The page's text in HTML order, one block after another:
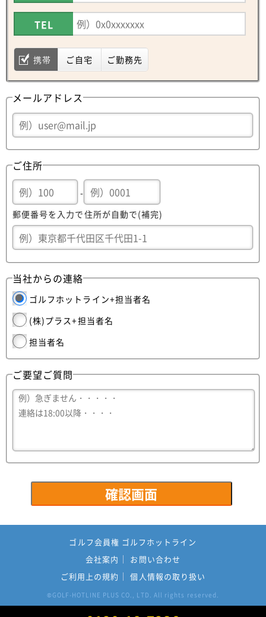
TEL
携帯 ご自宅 ご勤務先
メールアドレス
ご住所
-
郵便番号を入力で住所が自動で(補完)
当社からの連絡
ゴルフホットライン+担当者名
(株)プラス+担当者名
担当者名
ご要望ご質問
ゴルフ会員権 ゴルフホットライン
会社案内
お問い合わせ
ご利用上の規約
個人情報の取り扱い
© GOLF-HOTLINE PLUS CO., LTD. All rights reserved.